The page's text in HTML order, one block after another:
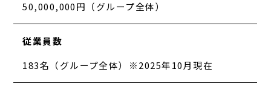
50,000,000円（グループ全体）
従業員数
183名（グループ全体）※2025年10月現在